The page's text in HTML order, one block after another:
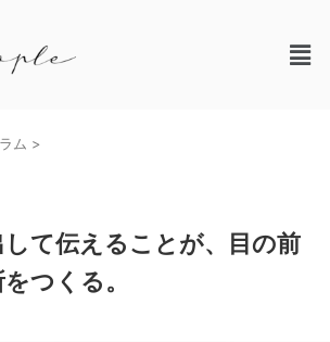
ム >
て伝えることが、目の前
つくる。